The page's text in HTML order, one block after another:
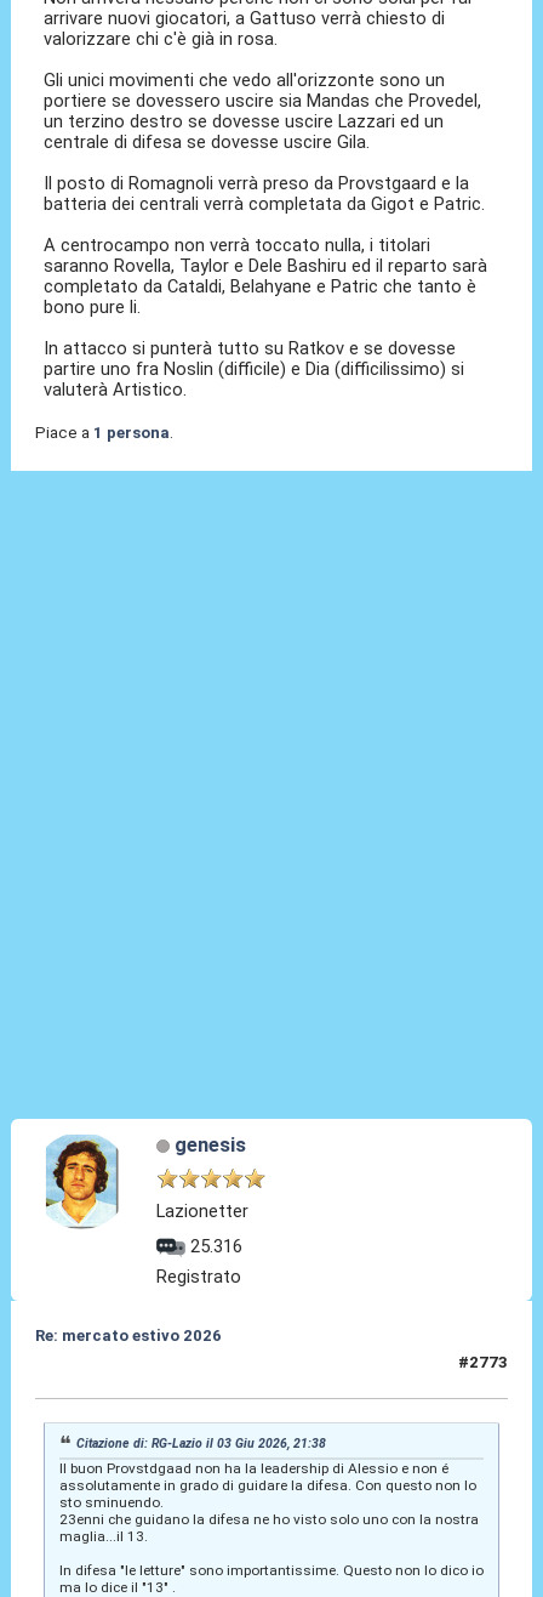
arrivare nuovi giocatori, a Gattuso verrà chiesto di
valorizzare chi c'è già in rosa.
Gli unici movimenti che vedo all'orizzonte sono un
portiere se dovessero uscire sia Mandas che Provedel,
un terzino destro se dovesse uscire Lazzari ed un
centrale di difesa se dovesse uscire Gila.
Il posto di Romagnoli verrà preso da Provstgaard e la
batteria dei centrali verrà completata da Gigot e Patric.
A centrocampo non verrà toccato nulla, i titolari
saranno Rovella, Taylor e Dele Bashiru ed il reparto sarà
completato da Cataldi, Belahyane e Patric che tanto è
bono pure li.
In attacco si punterà tutto su Ratkov e se dovesse
partire uno fra Noslin (difficile) e Dia (difficilissimo) si
valuterà Artistico.
Piace a 1 persona
genesis
Lazionetter
25.316
Registrato
Re: mercato estivo 2026
#2773
Citazione di: RG-Lazio il 03 Giu 2026, 21:38
Il buon Provstdgaad non ha la leadership di Alessio e non é
assolutamente in grado di guidare la difesa. Con questo non lo
sto sminuendo.
23enni che guidano la difesa ne ho visto solo uno con la nostra
maglia...il 13.
In difesa "le letture" sono importantissime. Questo non lo dico io
ma lo dice il "13" .